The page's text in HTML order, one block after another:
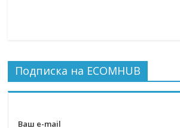
Подписка на ECOMHUB
Ваш e-mail